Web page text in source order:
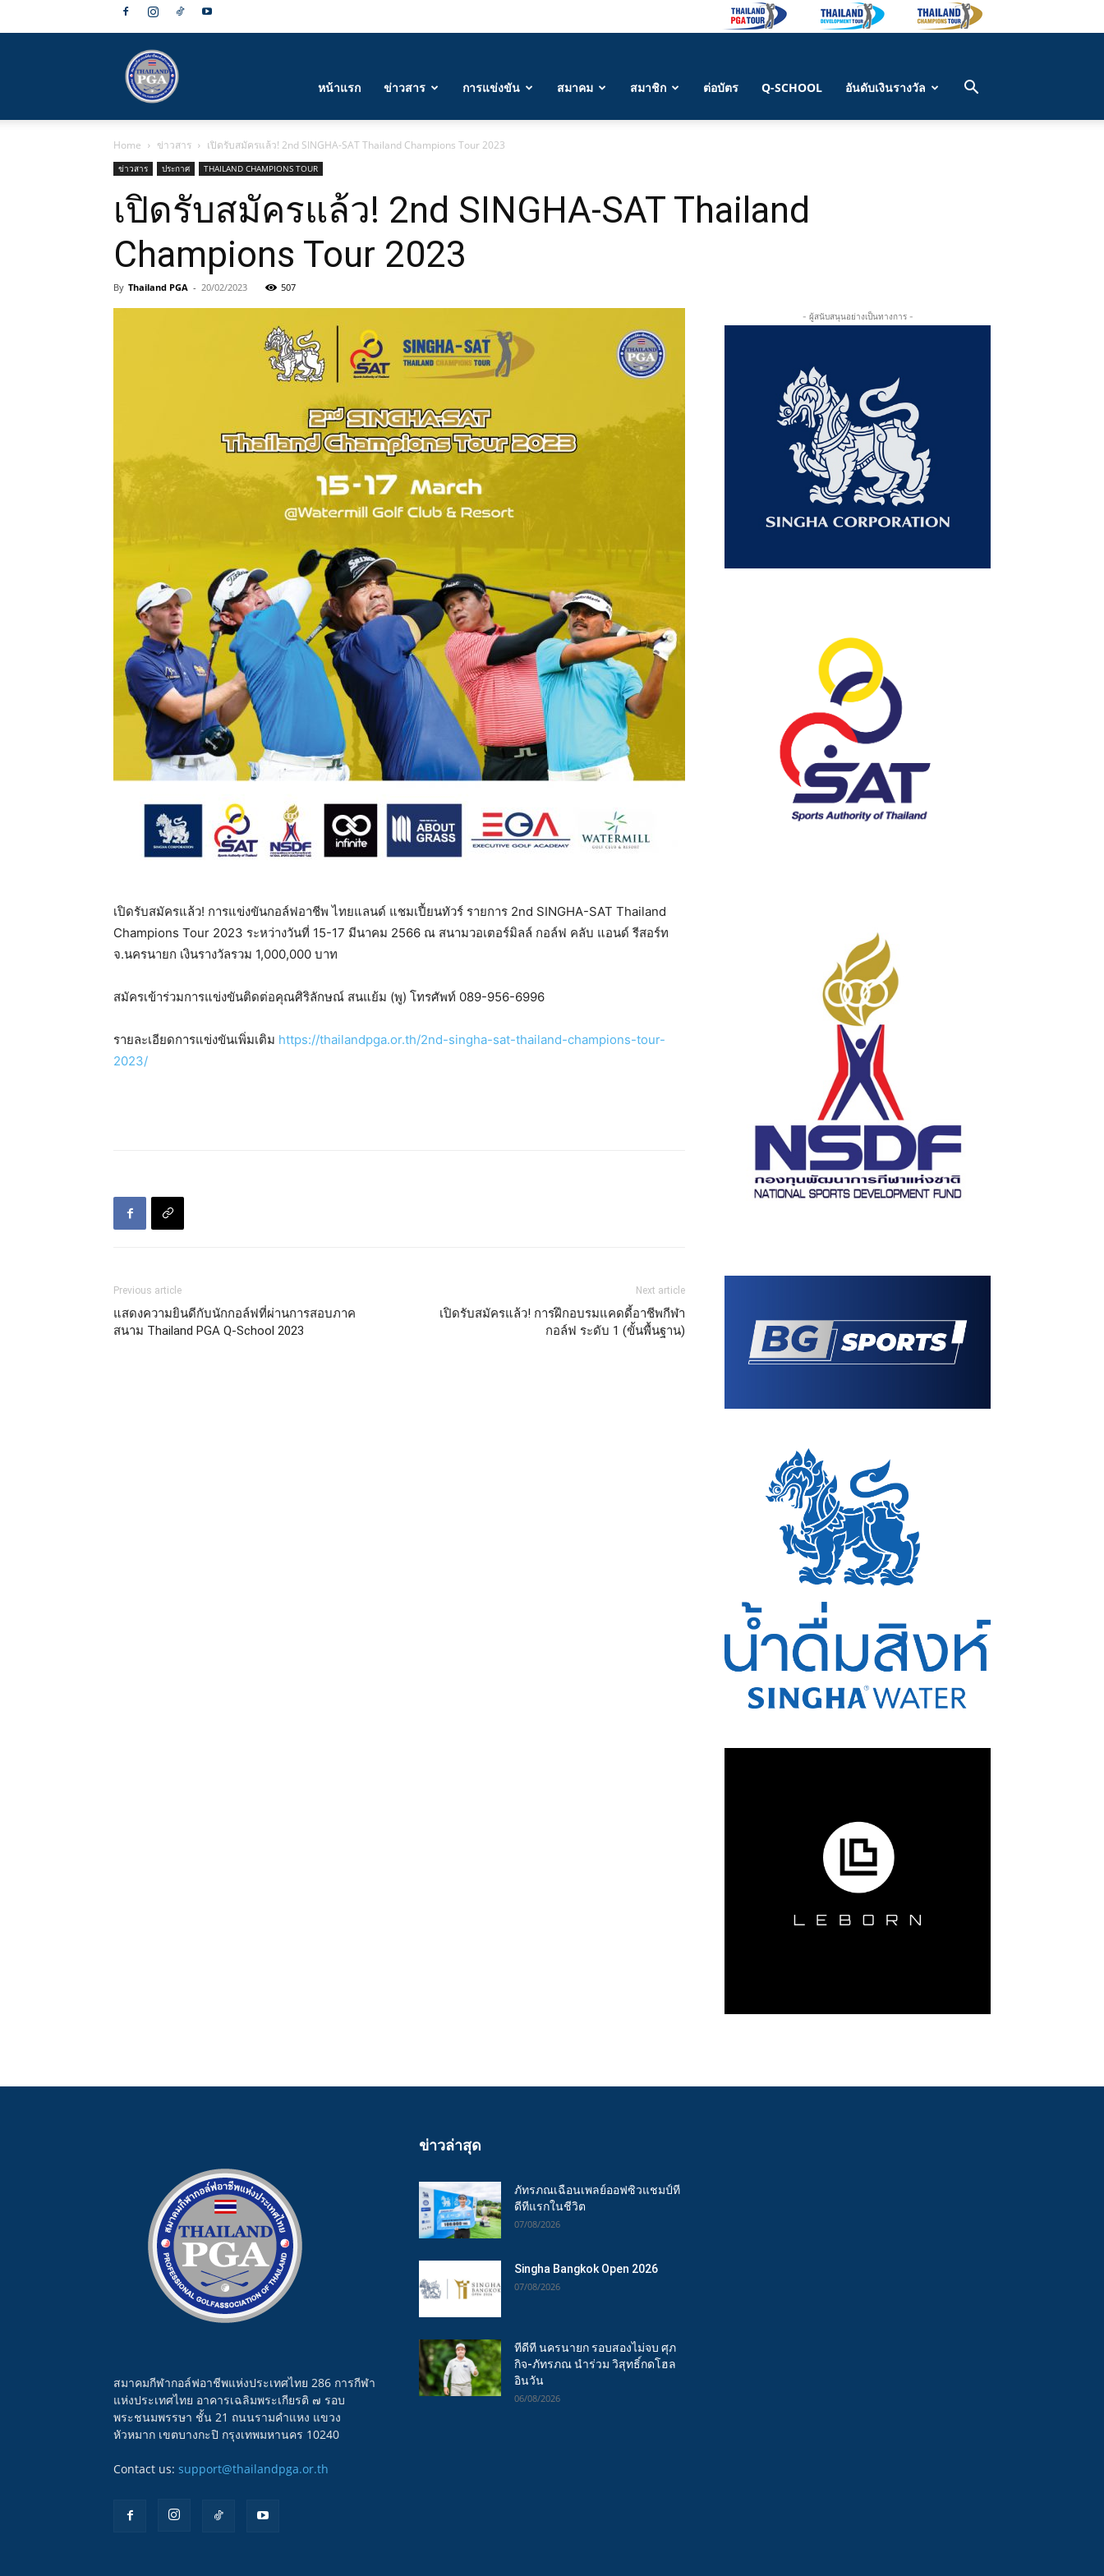
กีฬา
กอล์ฟ
หน้าแรก ข่าวสาร การแข่งขัน สมาคม สมาชิก ต่อบัตร Q-SCHOOL อันดับเงินรางวัล
Home ข่าวสาร เปิดรับสมัครแล้ว! 2nd SINGHA-SAT Thailand Champions Tour 2023
ข่าวสาร ประกาศ THAILAND CHAMPIONS TOUR
เปิดรับสมัครแล้ว! 2nd SINGHA-SAT Thailand
Champions Tour 2023
By Thailand PGA - 20/02/2023 507
เปิดรับสมัครแล้ว! การแข่งขันกอล์ฟอาชีพ ไทยแลนด์ แชมเปี้ยนทัวร์ รายการ 2nd SINGHA-SAT Thailand
Champions Tour 2023 ระหว่างวันที่ 15-17 มีนาคม 2566 ณ สนามวอเตอร์มิลล์ กอล์ฟ คลับ แอนด์ รีสอร์ท
จ.นครนายก เงินรางวัลรวม 1,000,000 บาท
สมัครเข้าร่วมการแข่งขันติดต่อคุณศิริลักษณ์ สนแย้ม (พู) โทรศัพท์ 089-956-6996
รายละเอียดการแข่งขันเพิ่มเติม https://thailandpga.or.th/2nd-singha-sat-thailand-champions-tour-
2023/
Previous article
แสดงความยินดีกับนักกอล์ฟที่ผ่านการสอบภาค
สนาม Thailand PGA Q-School 2023
Next article
เปิดรับสมัครแล้ว! การฝึกอบรมแคดดี้อาชีพกีฬา
กอล์ฟ ระดับ 1 (ขั้นพื้นฐาน)
- ผู้สนับสนุนอย่างเป็นทางการ -
สมาคมกีฬากอล์ฟอาชีพแห่งประเทศไทย 286 การกีฬา
แห่งประเทศไทย อาคารเฉลิมพระเกียรติ ๗ รอบ
พระชนมพรรษา ชั้น 21 ถนนรามคำแหง แขวง
หัวหมาก เขตบางกะปิ กรุงเทพมหานคร 10240
Contact us: support@thailandpga.or.th
ข่าวล่าสุด
ภัทรภณเฉือนเพลย์ออฟซิวแชมป์ที
ดีทีแรกในชีวิต
07/08/2026
Singha Bangkok Open 2026
07/08/2026
ทีดีที นครนายก รอบสองไม่จบ ศุภ
กิจ-ภัทรภณ นำร่วม วิสุทธิ์กดโฮล
อินวัน
06/08/2026